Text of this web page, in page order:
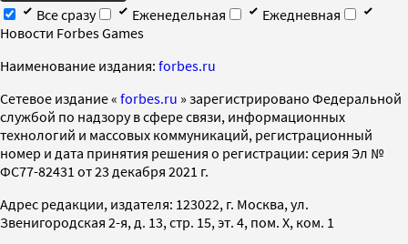
Все сразу
Еженедельная
Ежедневная
Новости Forbes Games
Наименование издания: forbes.ru
Cетевое издание « forbes.ru » зарегистрировано Федеральной
службой по надзору в сфере связи, информационных
технологий и массовых коммуникаций, регистрационный
номер и дата принятия решения о регистрации: серия Эл №
ФС77-82431 от 23 декабря 2021 г.
Адрес редакции, издателя: 123022, г. Москва, ул.
Звенигородская 2-я, д. 13, стр. 15, эт. 4, пом. X, ком. 1